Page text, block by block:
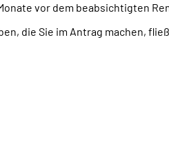
vor dem beabsichtigten
die Sie im Antrag machen,